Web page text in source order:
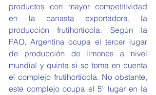
productos con mayor competitividad
en la canasta exportadora, la
producción frutihortícola. Según la
FAO, Argentina ocupa el tercer lugar
de producción de limones a nivel
mundial y quinta si se toma en cuenta
el complejo frutihortícola. No obstante,
este complejo ocupa el 5º lugar en la